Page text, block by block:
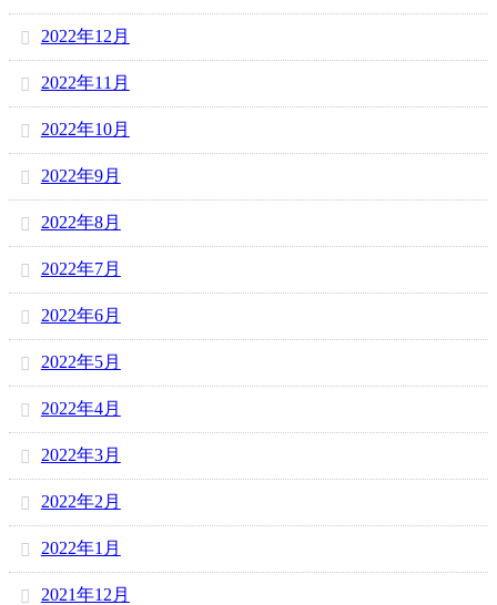
2022年12月
2022年11月
2022年10月
2022年9月
2022年8月
2022年7月
2022年6月
2022年5月
2022年4月
2022年3月
2022年2月
2022年1月
2021年12月